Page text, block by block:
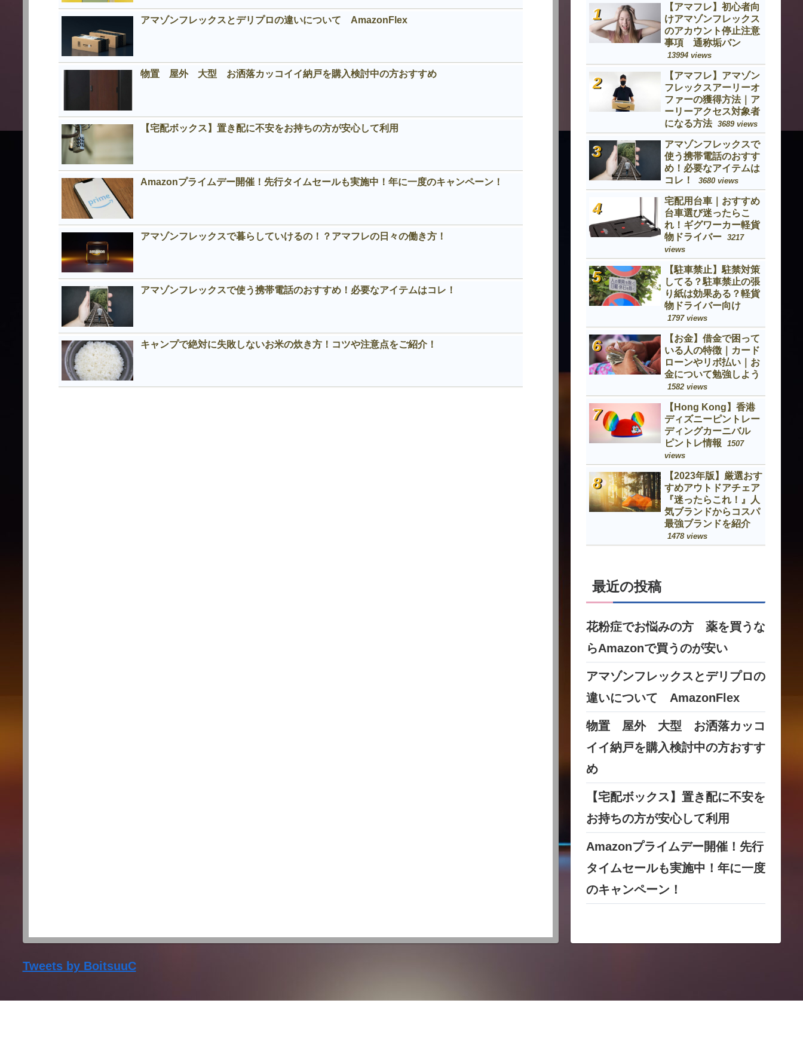
アマゾンフレックスとデリプロの違いについて AmazonFlex
物置 屋外 大型 お洒落カッコイイ納戸を購入検討中の方おすすめ
【宅配ボックス】置き配に不安をお持ちの方が安心して利用
Amazonプライムデー開催！先行タイムセールも実施中！年に一度のキャンペーン！
アマゾンフレックスで暮らしていけるの！？アマフレの日々の働き方！
アマゾンフレックスで使う携帯電話のおすすめ！必要なアイテムはコレ！
キャンプで絶対に失敗しないお米の炊き方！コツや注意点をご紹介！
【アマフレ】初心者向
けアマゾンフレックス
のアカウント停止注意
事項 通称垢バン
13994 views
【アマフレ】アマゾン
フレックスアーリーオ
ファーの獲得方法｜ア
ーリーアクセス対象者
になる方法
3689 views
アマゾンフレックスで
使う携帯電話のおすす
め！必要なアイテムは
コレ！
3680 views
宅配用台車｜おすすめ
台車選び迷ったらこ
れ！ギグワーカー軽貨
物ドライバー
3217
views
【駐車禁止】駐禁対策
してる？駐車禁止の張
り紙は効果ある？軽貨
物ドライバー向け
1797 views
【お金】借金で困って
いる人の特徴｜カード
ローンやリボ払い｜お
金について勉強しよう
1582 views
【Hong Kong】香港
ディズニーピントレー
ディングカーニバル
ピントレ情報
1507
views
【2023年版】厳選おす
すめアウトドアチェア
『迷ったらこれ！』人
気ブランドからコスパ
最強ブランドを紹介
1478 views
最近の投稿
花粉症でお悩みの方 薬を買うな
らAmazonで買うのが安い
アマゾンフレックスとデリプロの
違いについて AmazonFlex
物置 屋外 大型 お洒落カッコ
イイ納戸を購入検討中の方おすす
め
【宅配ボックス】置き配に不安を
お持ちの方が安心して利用
Amazonプライムデー開催！先行
タイムセールも実施中！年に一度
のキャンペーン！
Tweets by BoitsuuC